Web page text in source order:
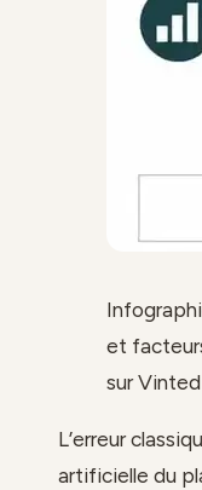
et
sur Vinted
L’erreur
artificielle du